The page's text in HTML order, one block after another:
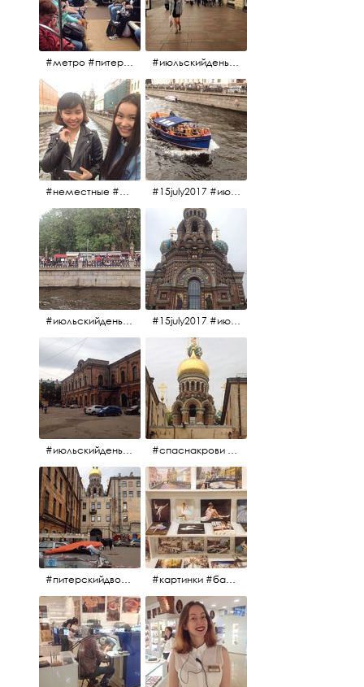
#метро #питерскоеметро #невскаялиния #июльскийдень2017 #15july2017 #невский
#неместные #июльскийдень2017 #15july2017 #июльскийдень2017 #катерок #bonfire
#июльскийдень2017 #15july2017 #15july2017 #июльскийдень2017 #спаснакрови
#июльскийдень2017 #15july2017 #спаснакрови #июльскийдень2017
#питерскийдвор #спаснакрови #июльскийдень2017 #картинки #балетпитера #янтарьроссиии